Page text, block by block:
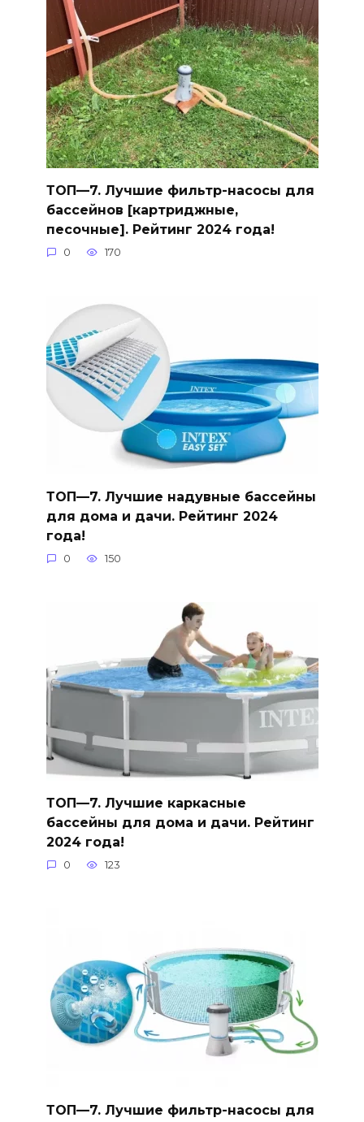
ТОП—7. Лучшие фильтр-насосы для
бассейнов [картриджные,
песочные]. Рейтинг 2024 года!
0 170
ТОП—7. Лучшие надувные бассейны
для дома и дачи. Рейтинг 2024
года!
0 150
ТОП—7. Лучшие каркасные
бассейны для дома и дачи. Рейтинг
2024 года!
0 123
ТОП—7. Лучшие фильтр-насосы для